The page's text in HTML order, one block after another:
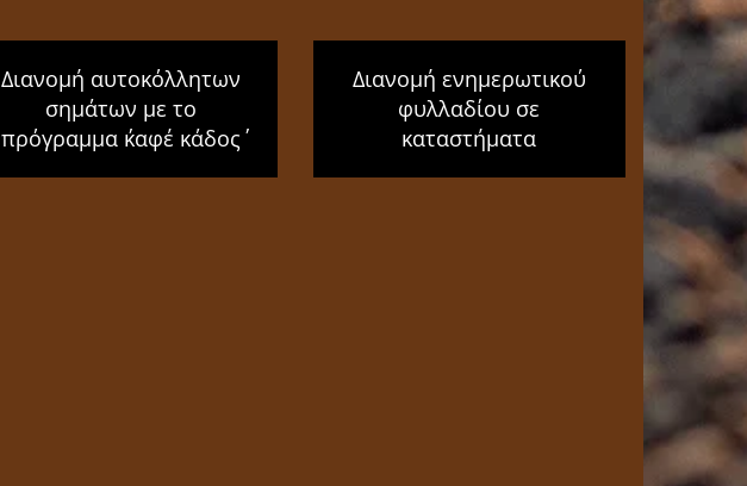
Διανομή αυτοκόλλητων
σημάτων με το
πρόγραμμα ΄καφέ κάδος΄
Διανομή ενημερωτικού
φυλλαδίου σε
καταστήματα